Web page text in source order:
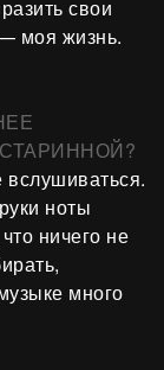
свои
моя жизнь.
вслушиваться.
ноты
ничего не
много